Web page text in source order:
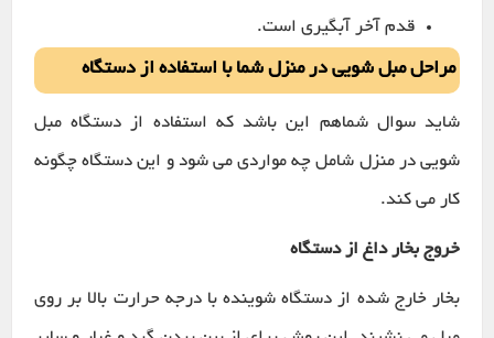
قدم آخر آبگیری است.
مراحل مبل شویی در منزل شما با استفاده از دستگاه
شاید سوال شماهم این باشد که استفاده از دستگاه مبل
شویی در منزل شامل چه مواردی می شود و این دستگاه چگونه
کار می کند.
خروج بخار داغ از دستگاه
بخار خارج شده از دستگاه شوینده با درجه حرارت بالا بر روی